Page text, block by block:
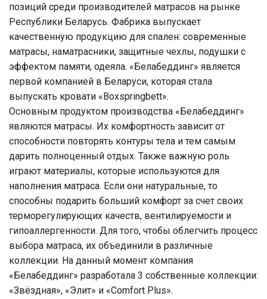
позиций среди производителей матрасов на рынке
Республики Беларусь. Фабрика выпускает
качественную продукцию для спален: современные
матрасы, наматрасники, защитные чехлы, подушки с
эффектом памяти, одеяла. «Белабеддинг» является
первой компанией в Беларуси, которая стала
выпускать кровати «Boxspringbett».
Основным продуктом производства «Белабеддинг»
являются матрасы. Их комфортность зависит от
способности повторять контуры тела и тем самым
дарить полноценный отдых. Также важную роль
играют материалы, которые используются для
наполнения матраса. Если они натуральные, то
способны подарить больший комфорт за счет своих
терморегулирующих качеств, вентилируемости и
гипоаллергенности. Для того, чтобы облегчить процесс
выбора матраса, их объединили в различные
коллекции. На данный момент компания
«Белабеддинг» разработала 3 собственные коллекции:
«Звёздная», «Элит» и «Comfort Plus».